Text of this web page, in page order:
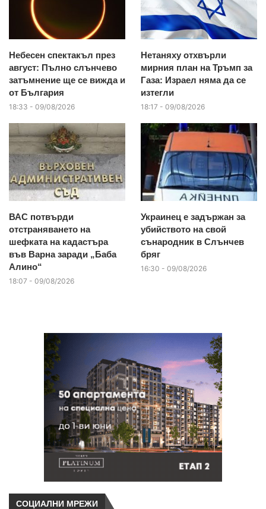
Небесен спектакъл през
август: Пълно слънчево
затъмнение ще се вижда и
от България
18:33 - 09/08/2026
Нетаняху отхвърли
мирния план на Тръмп за
Газа: Израел няма да се
изтегли
18:17 - 09/08/2026
ВАС потвърди
отстраняването на
шефката на кадастъра
във Варна заради „Баба
Алино“
18:07 - 09/08/2026
Украинец е задържан за
убийството на свой
сънародник в Слънчев
бряг
16:30 - 09/08/2026
СОЦИАЛНИ МРЕЖИ